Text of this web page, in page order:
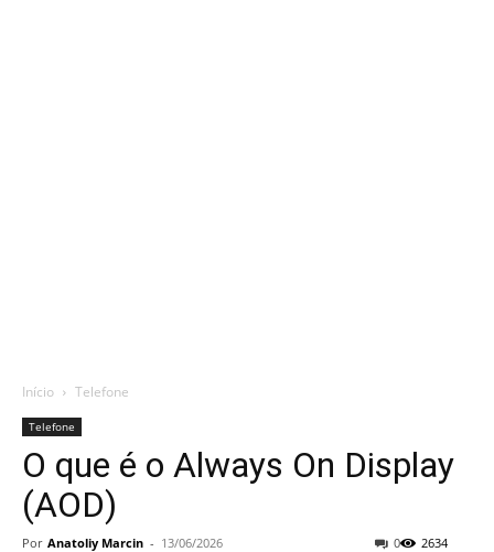
Início Telefone
Telefone
O que é o Always On Display
(AOD)
Por Anatoliy Marcin - 13/06/2026 2634
0